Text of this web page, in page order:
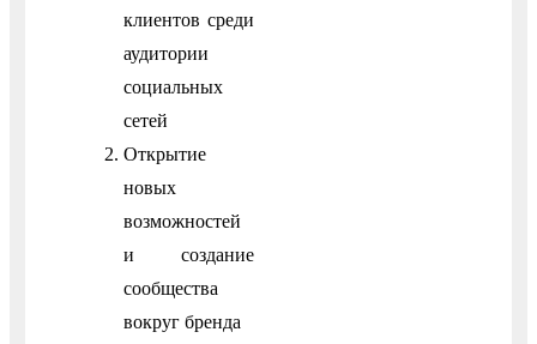
клиентов среди
аудитории
социальных
сетей
Открытие
новых
возможностей
и создание
сообщества
вокруг бренда